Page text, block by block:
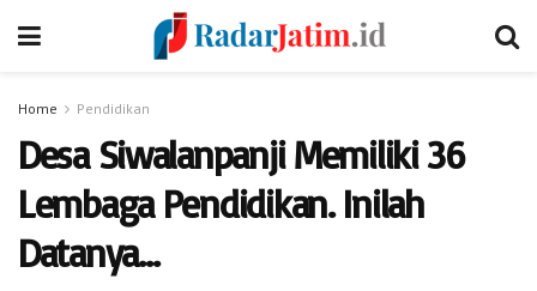
Home Pendidikan
Desa Siwalanpanji Memiliki 36
Lembaga Pendidikan. Inilah
Datanya…